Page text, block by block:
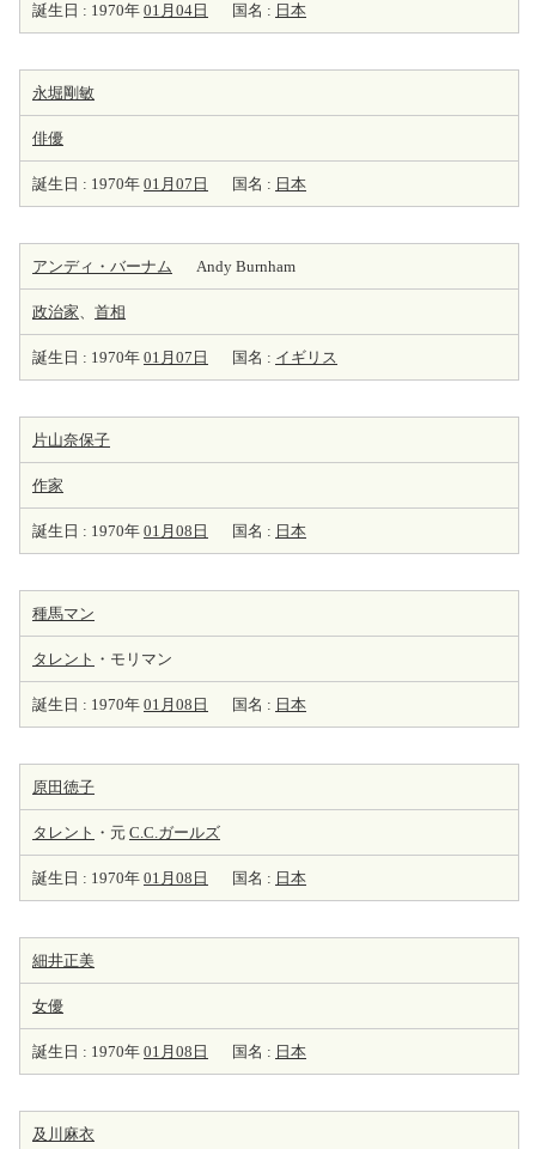
誕生日 : 1970年 01月04日 国名 : 日本
永堀剛敏
俳優
誕生日 : 1970年 01月07日 国名 : 日本
アンディ・バーナム Andy Burnham
政治家、 首相
誕生日 : 1970年 01月07日 国名 : イギリス
片山奈保子
作家
誕生日 : 1970年 01月08日 国名 : 日本
種馬マン
タレント ・モリマン
誕生日 : 1970年 01月08日 国名 : 日本
原田徳子
タレント ・元 C.C.ガールズ
誕生日 : 1970年 01月08日 国名 : 日本
細井正美
女優
誕生日 : 1970年 01月08日 国名 : 日本
及川麻衣